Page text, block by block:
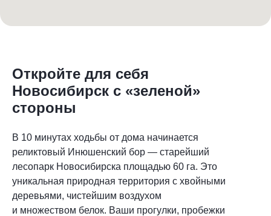
Откройте для себя
Новосибирск с «зеленой»
стороны
В 10 минутах ходьбы от дома начинается
реликтовый Инюшенский бор — старейший
лесопарк Новосибирска площадью 60 га. Это
уникальная природная территория с хвойными
деревьями, чистейшим воздухом
и множеством белок. Ваши прогулки, пробежки